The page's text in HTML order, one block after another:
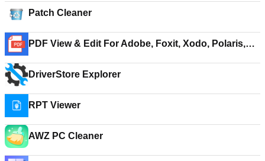
Patch Cleaner
PDF View & Edit For Adobe, Foxit, Xodo, Polaris,
DriverStore Explorer
RPT Viewer
AWZ PC Cleaner